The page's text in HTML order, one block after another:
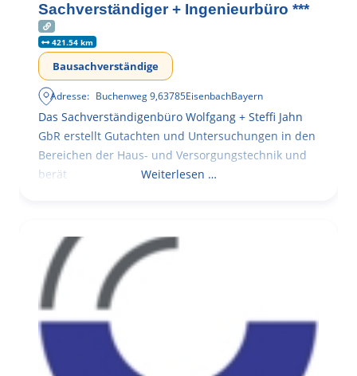
Sachverständiger + Ingenieurbüro ***
421.54 km
Bausachverständige
Adresse: Buchenweg 9,63785EisenbachBayern
Das Sachverständigenbüro Wolfgang + Steffi Jahn
GbR erstellt Gutachten und Untersuchungen in den
Bereichen der Haus- und Versorgungstechnik und
berät
Weiterlesen …